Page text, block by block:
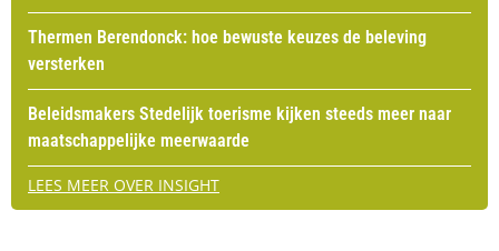
Thermen Berendonck: hoe bewuste keuzes de beleving
versterken
Beleidsmakers Stedelijk toerisme kijken steeds meer naar
maatschappelijke meerwaarde
LEES MEER OVER INSIGHT